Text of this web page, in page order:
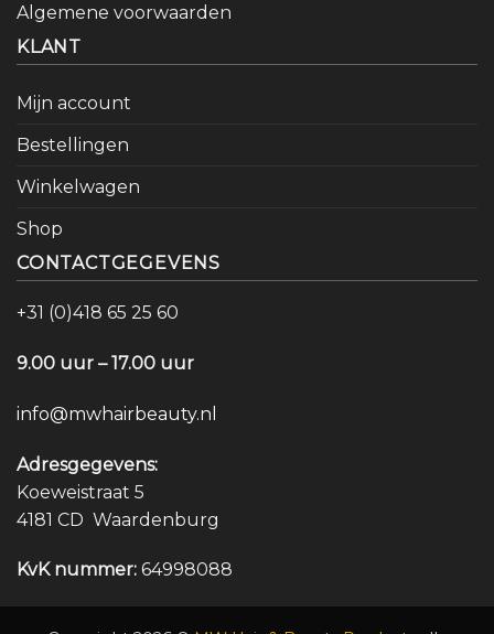
Algemene voorwaarden
KLANT
Mijn account
Bestellingen
Winkelwagen
Shop
CONTACTGEGEVENS
+31 (0)418 65 25 60
9.00 uur – 17.00 uur
info@mwhairbeauty.nl
Adresgegevens:
Koeweistraat 5
4181 CD Waardenburg
KvK nummer: 64998088